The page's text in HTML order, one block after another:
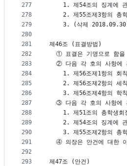
277
278
279
280
281
282
283
284
285
286
287
288
289
290
291
292
293
1. 제54조의 징계에
2. 제55조제3항의 총
3. (삭제
제46조 (표결방법)
① 표결은 기명으로 함을
② 다음 각 호의 사항에
1. 제56조제1항의 회
2. 제56조제2항의 세
3. 제56조제4항의 학
③ 다음 각 호의 사항에
1. 제51조의 총학생회
2. 제54조의 징계에
3. 제55조제2항의 총
④ 의장은 안건에 대한
제47조 (안건)